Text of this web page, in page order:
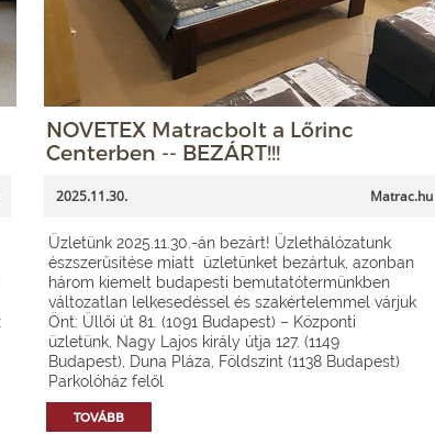
NOVETEX Matracbolt a Lőrinc
Centerben -- BEZÁRT!!!
2025.11.30. Matrac.hu
Üzletünk 2025.11.30.-án bezárt! Üzlethálózatunk
észszerűsítése miatt üzletünket bezártuk, azonban
három kiemelt budapesti bemutatótermünkben
változatlan lelkesedéssel és szakértelemmel várjuk
Önt: Üllői út 81. (1091 Budapest) – Központi
üzletünk, Nagy Lajos király útja 127. (1149
Budapest), Duna Pláza, Földszint (1138 Budapest)
Parkolóház felől
TOVÁBB